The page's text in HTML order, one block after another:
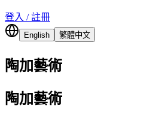
登入 / 註冊
English 繁體中文
陶加藝術
陶加藝術